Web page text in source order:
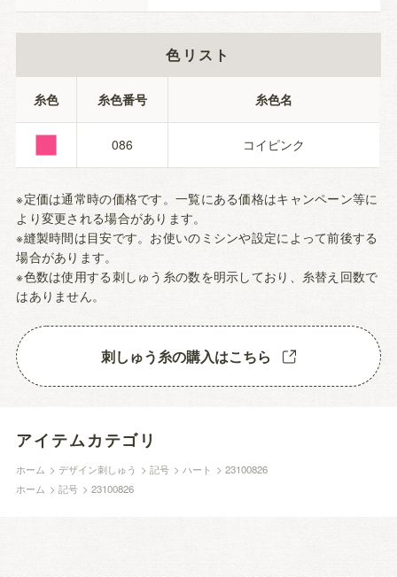
色リスト
糸色 糸色番号 糸色名
■ 086 コイピンク
※定価は通常時の価格です。一覧にある価格はキャンペーン等に
より変更される場合があります。
※縫製時間は目安です。お使いのミシンや設定によって前後する
場合があります。
※色数は使用する刺しゅう糸の数を明示しており、糸替え回数で
はありません。
刺しゅう糸の購入はこちら
アイテムカテゴリ
ホーム >デザイン刺しゅう >記号 > ハート >23100826
ホーム >記号 >23100826